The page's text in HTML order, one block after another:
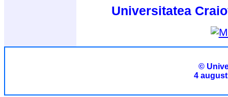
Universitatea
©
4